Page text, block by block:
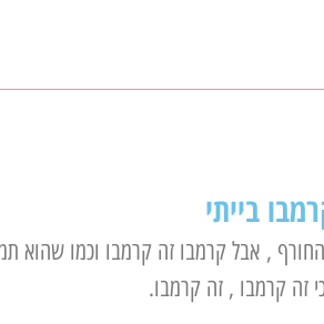
בייתי
, אבל קרמבו זה קרמבו וכמו שהוא
זה קרמבו , זה קרמבו.